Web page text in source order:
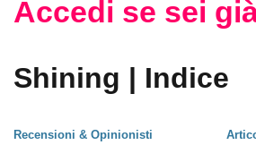
Accedi se sei
Shining | Indice
Recensioni & Opinionisti